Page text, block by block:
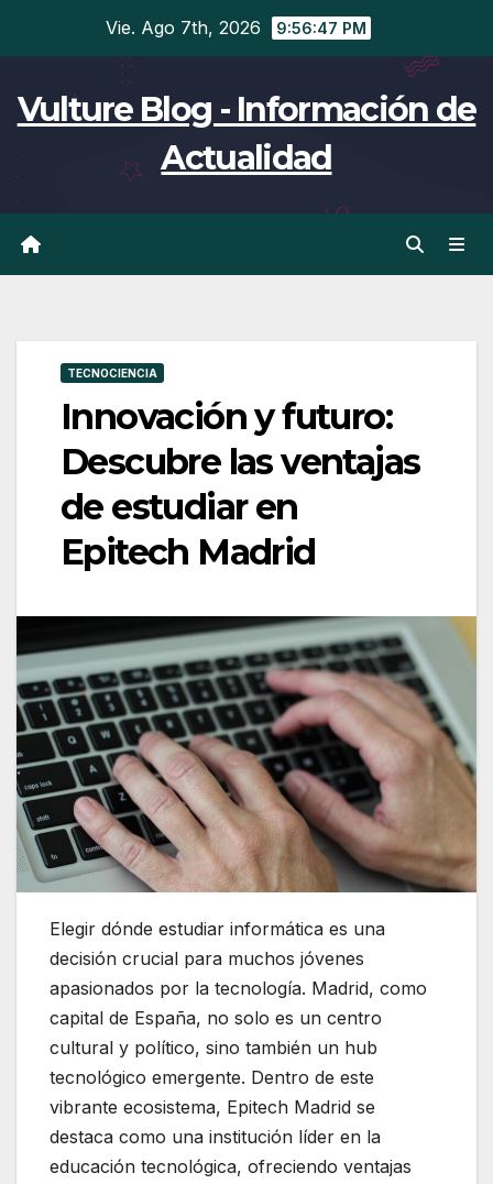
Vie. Ago 7th, 2026 9:56:47 PM
Vulture Blog - Información de
Actualidad
TECNOCIENCIA
Innovación y futuro:
Descubre las ventajas
de estudiar en
Epitech Madrid
Elegir dónde estudiar informática es una
decisión crucial para muchos jóvenes
apasionados por la tecnología. Madrid, como
capital de España, no solo es un centro
cultural y político, sino también un hub
tecnológico emergente. Dentro de este
vibrante ecosistema, Epitech Madrid se
destaca como una institución líder en la
educación tecnológica, ofreciendo ventajas